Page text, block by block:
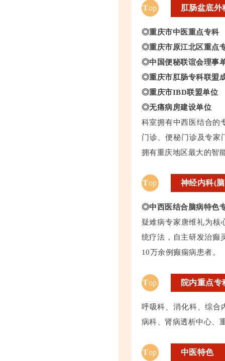
Top 肛肠盆底外
◎重庆市中医重点专科
◎重庆市原江北区重点
◎中国便秘联谊会理事
◎重庆市肛肠专科联盟
◎重庆市IBD联盟单位
◎无痛病房建设单位
科室拥有中西医结合的
门诊、便秘门诊及专家
拥有重庆地区最大的智
Top 神经内科(
◎中西医结合脑病特色
疑难病专家唐维礼为核
统疗法，自主研发治癫
10万余例癫痫病患者。
Top 院内重点专
呼吸科、消化科、综合
病科、肾病透析中心、
Top 中医特色